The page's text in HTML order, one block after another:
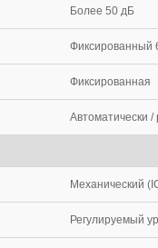
Более 50 дБ
Фиксированный
Фиксированная
Автоматически
Механический
Регулируемый